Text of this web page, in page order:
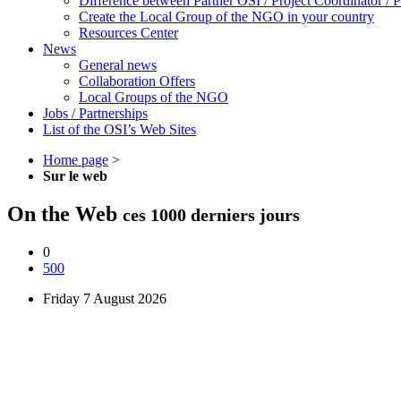
Create the Local Group of the NGO in your country
Resources Center
News
General news
Collaboration Offers
Local Groups of the NGO
Jobs / Partnerships
List of the OSI’s Web Sites
Home page >
Sur le web
On the Web ces 1000 derniers jours
0
500
Friday 7 August 2026